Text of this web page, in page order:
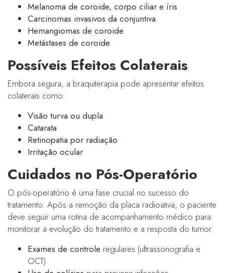
Melanoma de coroide, corpo ciliar e íris
Carcinomas invasivos da conjuntiva
Hemangiomas de coroide
Metástases de coroide
Possíveis Efeitos Colaterais
Embora segura, a braquiterapia pode apresentar efeitos
colaterais como:
Visão turva ou dupla
Catarata
Retinopatia por radiação
Irritação ocular
Cuidados no Pós-Operatório
O pós-operatório é uma fase crucial no sucesso do
tratamento. Após a remoção da placa radioativa, o paciente
deve seguir uma rotina de acompanhamento médico para
monitorar a evolução do tratamento e a resposta do tumor.
Exames de controle regulares (ultrassonografia e
OCT)